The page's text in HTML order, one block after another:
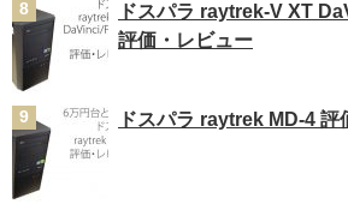
ドスパラ raytrek-V XT
評価・レビュー
ドスパラ raytrek MD-4 評